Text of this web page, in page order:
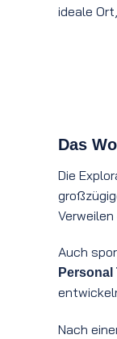
ideale
Das
Die
Auch
Personal
Nach